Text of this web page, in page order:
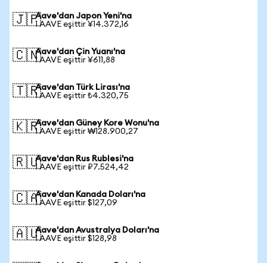
🇯🇵Aave'dan Japon Yeni'na
1 AAVE eşittir ¥14.372,16
🇨🇳Aave'dan Çin Yuanı'na
1 AAVE eşittir ¥611,88
🇹🇷Aave'dan Türk Lirası'na
1 AAVE eşittir ₺4.320,75
🇰🇷Aave'dan Güney Kore Wonu'na
1 AAVE eşittir ₩128.900,27
🇷🇺Aave'dan Rus Rublesi'na
1 AAVE eşittir ₽7.524,42
🇨🇦Aave'dan Kanada Doları'na
1 AAVE eşittir $127,09
🇦🇺Aave'dan Avustralya Doları'na
1 AAVE eşittir $128,98